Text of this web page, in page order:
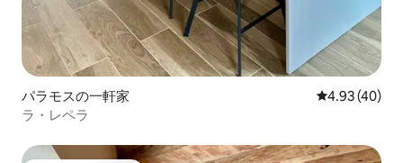
パラモスの一軒家 レビュー40
4.93 (40)
ラ・レペラ